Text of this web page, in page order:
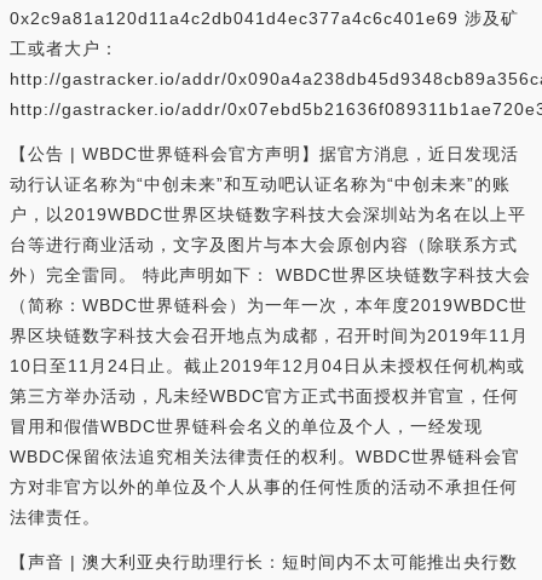
0x2c9a81a120d11a4c2db041d4ec377a4c6c401e69 涉及矿
工或者大户：
http://gastracker.io/addr/
http://gastracker.io/addr/
【公告 | WBDC世界链科会官方声明】据官方消息，近日发现活
动行认证名称为“中创未来”和互动吧认证名称为“中创未来”的账
户，以2019WBDC世界区块链数字科技大会深圳站为名在以上平
台等进行商业活动，文字及图片与本大会原创内容（除联系方式
外）完全雷同。 特此声明如下： WBDC世界区块链数字科技大会
（简称：WBDC世界链科会）为一年一次，本年度2019WBDC世
界区块链数字科技大会召开地点为成都，召开时间为2019年11月
10日至11月24日止。截止2019年12月04日从未授权任何机构或
第三方举办活动，凡未经WBDC官方正式书面授权并官宣，任何
冒用和假借WBDC世界链科会名义的单位及个人，一经发现
WBDC保留依法追究相关法律责任的权利。WBDC世界链科会官
方对非官方以外的单位及个人从事的任何性质的活动不承担任何
法律责任。
【声音 | 澳大利亚央行助理行长：短时间内不太可能推出央行数